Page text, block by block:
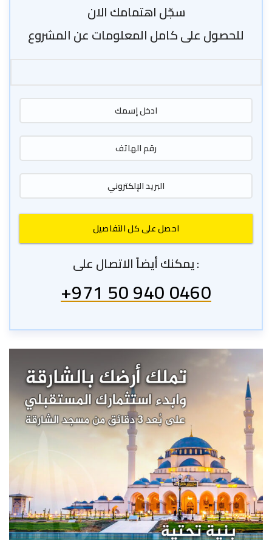
سجّل اهتمامك الان
للحصول على كامل المعلومات عن المشروع
يمكنك أيضاً الاتصال على :
+971 50 940 0460